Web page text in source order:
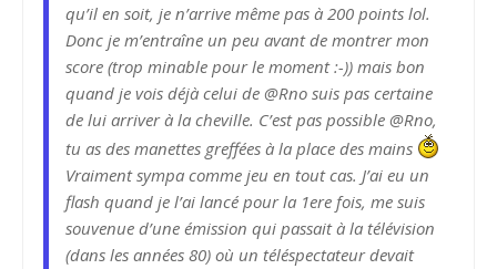
qu’il en soit, je n’arrive même pas à 200 points lol.
Donc je m’entraîne un peu avant de montrer mon
score (trop minable pour le moment :-)) mais bon
quand je vois déjà celui de @Rno suis pas certaine
de lui arriver à la cheville. C’est pas possible @Rno,
tu as des manettes greffées à la place des mains
Vraiment sympa comme jeu en tout cas. J’ai eu un
flash quand je l’ai lancé pour la 1ere fois, me suis
souvenue d’une émission qui passait à la télévision
(dans les années 80) où un téléspectateur devait